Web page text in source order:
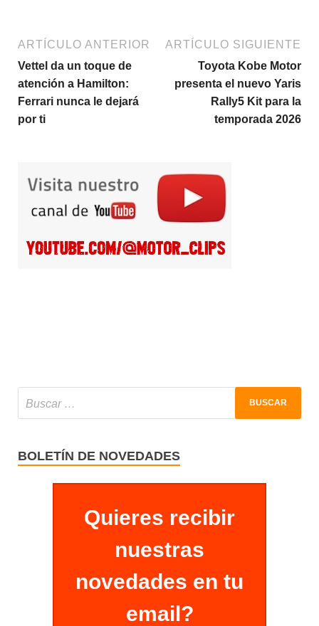
ARTÍCULO ANTERIOR
Vettel da un toque de
atención a Hamilton:
Ferrari nunca le dejará
por ti
ARTÍCULO SIGUIENTE
Toyota Kobe Motor
presenta el nuevo Yaris
Rally5 Kit para la
temporada 2026
BOLETÍN DE NOVEDADES
Quieres recibir
nuestras
novedades en tu
email?